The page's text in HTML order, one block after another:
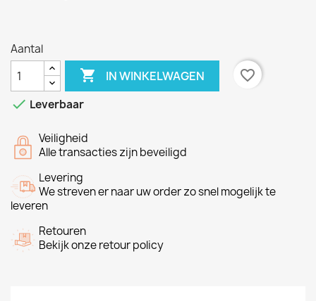
Aantal
 IN WINKELWAGEN
favorite_border
 Leverbaar
Veiligheid
Alle transacties zijn beveiligd
Levering
We streven er naar uw order zo snel mogelijk te
leveren
Retouren
Bekijk onze retour policy